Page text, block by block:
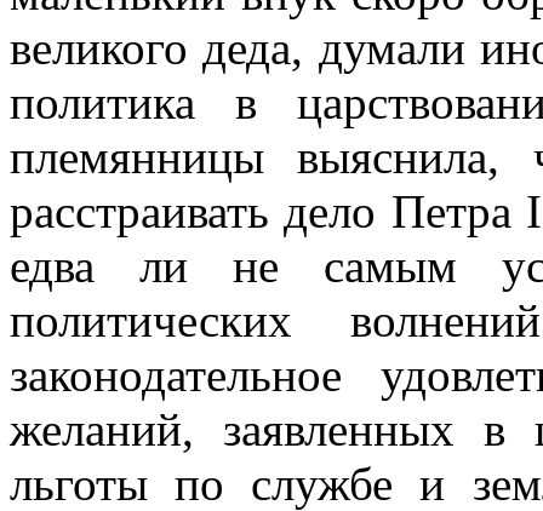
великого деда, думали
политика в
племянницы выяснила,
расстраивать дело
едва ли не самым
политических
законодательное
желаний, заявленных в
льготы по службе и